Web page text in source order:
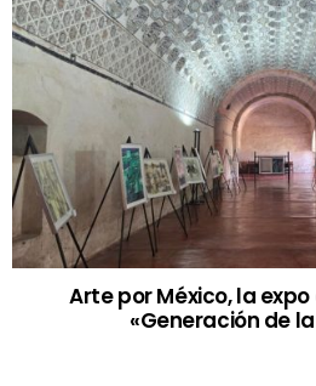
Arte por México, la
«Generación de